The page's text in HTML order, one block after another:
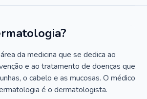
da medicina que se dedica ao
e ao tratamento de doenças que
o cabelo e as mucosas. O médico
é o dermatologista.